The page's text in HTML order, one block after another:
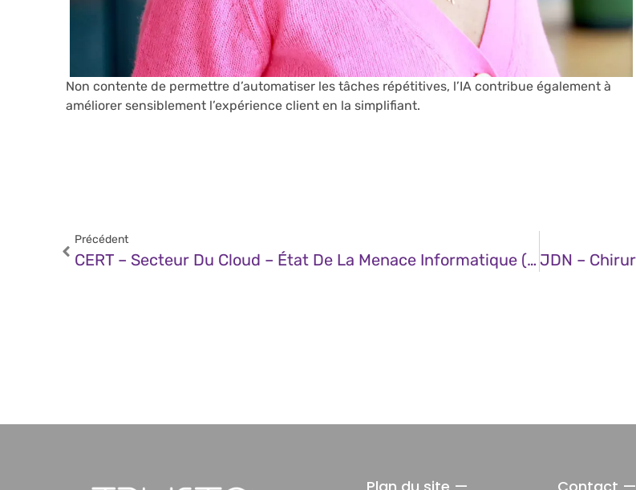
Non contente de permettre d’automatiser les tâches répétitives, l’IA contribue également à
améliorer sensiblement l’expérience client en la simplifiant.
Précédent
CERT – Secteur Du Cloud – État De La Menace Informatique (20 Février 2025)